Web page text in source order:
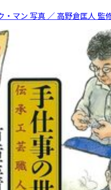
・マン 写真 ／ 高野倉匡人 監